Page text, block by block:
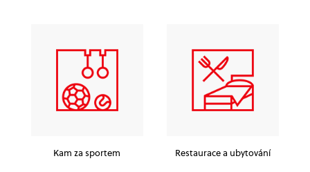
Kam za sportem Restaurace a ubytování